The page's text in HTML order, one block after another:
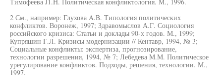
2 См., например: Глухова A.B. Типология политических
конфликтов. Воронеж, 1997; Здравомыслов А.Г. Социология
российского кризиса: Статьи и доклады 90-х годов. М., 1999;
Купряшин Г.Л. Кризисы модернизации // Кентавр, 1994, № 3;
Социальные конфликты: экспертиза, прогнозирование,
технологии разрешения, 1994, № 7; Лебедева М.М. Политическое
урегулирование конфликтов. Подходы, решения, технологии. М.,
1997.